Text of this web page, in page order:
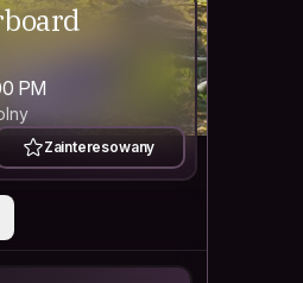
PM
Zainteresowany